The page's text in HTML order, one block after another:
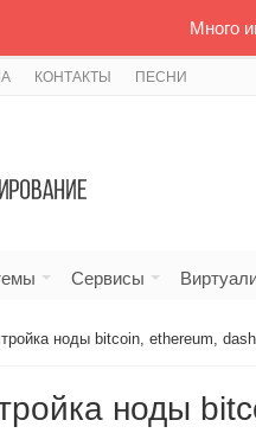
КОНТАКТЫ ПЕСНИ
Сервисы
ноды bitcoin, ethereum,
ноды
Много